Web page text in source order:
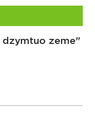
dzymtuo zeme"